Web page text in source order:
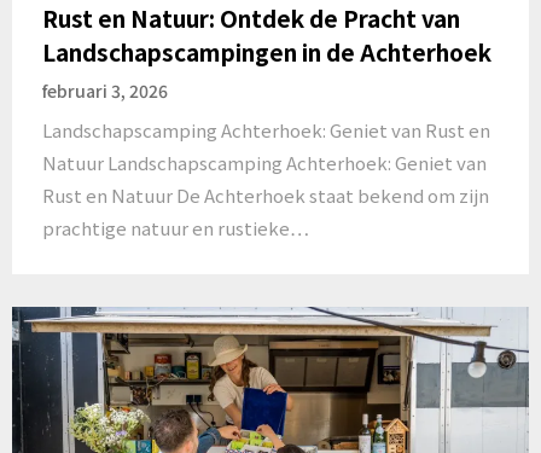
Rust en Natuur: Ontdek de Pracht van
Landschapscampingen in de Achterhoek
februari 3, 2026
Landschapscamping Achterhoek: Geniet van Rust en
Natuur Landschapscamping Achterhoek: Geniet van
Rust en Natuur De Achterhoek staat bekend om zijn
prachtige natuur en rustieke…